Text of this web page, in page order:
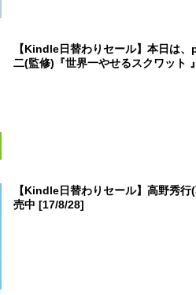
【Kindle日替わりセール】本日は
二(監修)『世界一やせるスクワット
【Kindle日替わりセール】高野秀
売中 [17/8/28]